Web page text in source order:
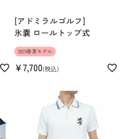
[アドミラルゴルフ]
氷嚢 ロールトップ式
2025春夏モデル
¥7,700 税込